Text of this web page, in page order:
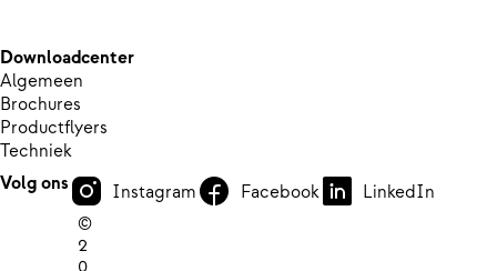
Downloadcenter
Algemeen
Brochures
Productflyers
Techniek
Volg ons
Instagram Facebook
LinkedIn
©
2